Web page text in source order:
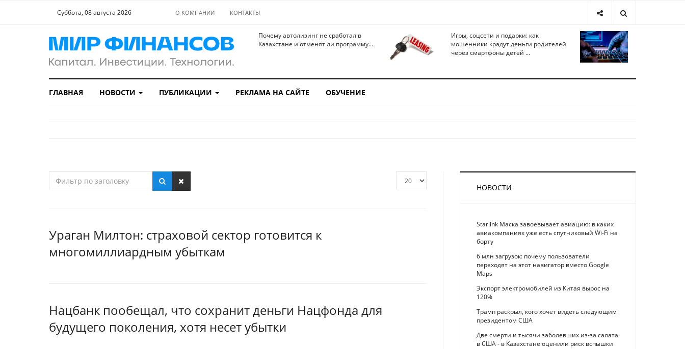
Суббота, 08 августа 2026 О КОМПАНИИ КОНТАКТЫ
Почему автолизинг не сработал в
Казахстане и отменят ли программу...
Игры, соцсети и подарки: как
мошенники крадут деньги родителей
через смартфоны детей ...
ГЛАВНАЯ НОВОСТИ ПУБЛИКАЦИИ РЕКЛАМА НА САЙТЕ ОБУЧЕНИЕ
Ураган Милтон: cтраховой сектор готовится к
многомиллиардным убыткам
Нацбанк пообещал, что сохранит деньги Нацфонда для
будущего поколения, хотя несет убытки
НОВОСТИ
Starlink Маска завоевывает авиацию: в каких
авиакомпаниях уже есть спутниковый Wi-Fi на
борту
6 млн загрузок: почему пользователи
переходят на этот навигатор вместо Google
Maps
Экспорт электромобилей из Китая вырос на
120%
Трамп раскрыл, кого хочет видеть следующим
президентом США
Две смерти и тысячи заболевших из-за салата
в США - в Казахстане оценили риск вспышки